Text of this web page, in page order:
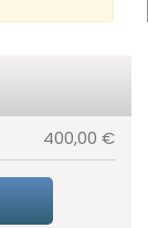
400,00 €